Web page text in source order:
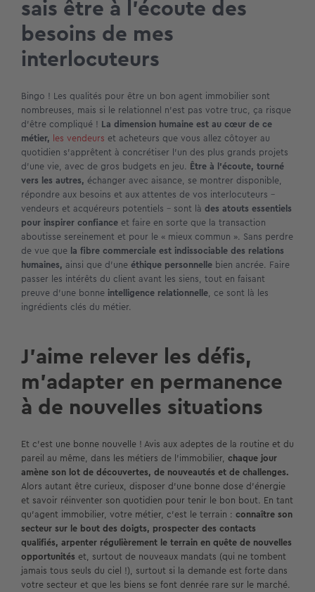
sais être à l’écoute des
besoins de mes
interlocuteurs
Bingo ! Les qualités pour être un bon agent immobilier sont
nombreuses, mais si le relationnel n’est pas votre truc, ça risque
d’être compliqué ! La dimension humaine est au cœur de ce
métier, les vendeurs et acheteurs que vous allez côtoyer au
quotidien s’apprêtent à concrétiser l’un des plus grands projets
d’une vie, avec de gros budgets en jeu. Être à l’écoute, tourné
vers les autres, échanger avec aisance, se montrer disponible,
répondre aux besoins et aux attentes de vos interlocuteurs –
vendeurs et acquéreurs potentiels – sont là des atouts essentiels
pour inspirer confiance et faire en sorte que la transaction
aboutisse sereinement et pour le « mieux commun ». Sans perdre
de vue que la fibre commerciale est indissociable des relations
humaines, ainsi que d’une éthique personnelle bien ancrée. Faire
passer les intérêts du client avant les siens, tout en faisant
preuve d’une bonne intelligence relationnelle, ce sont là les
ingrédients clés du métier.
J’aime relever les défis,
m’adapter en permanence
à de nouvelles situations
Et c’est une bonne nouvelle ! Avis aux adeptes de la routine et du
pareil au même, dans les métiers de l’immobilier, chaque jour
amène son lot de découvertes, de nouveautés et de challenges.
Alors autant être curieux, disposer d’une bonne dose d’énergie
et savoir réinventer son quotidien pour tenir le bon bout. En tant
qu’agent immobilier, votre métier, c’est le terrain : connaître son
secteur sur le bout des doigts, prospecter des contacts
qualifiés, arpenter régulièrement le terrain en quête de nouvelles
opportunités et, surtout de nouveaux mandats (qui ne tombent
jamais tous seuls du ciel !), surtout si la demande est forte dans
votre secteur et que les biens se font denrée rare sur le marché.